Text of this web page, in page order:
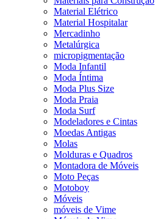
Material Elétrico
Material Hospitalar
Mercadinho
Metalúrgica
micropigmentação
Moda Infantil
Moda Íntima
Moda Plus Size
Moda Praia
Moda Surf
Modeladores e Cintas
Moedas Antigas
Molas
Molduras e Quadros
Montadora de Móveis
Moto Peças
Motoboy
Móveis
móveis de Vime